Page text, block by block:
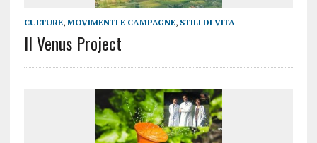
CULTURE, MOVIMENTI E CAMPAGNE, STILI DI VITA
Il Venus Project